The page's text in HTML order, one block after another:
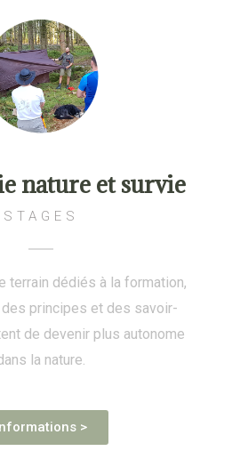
nature et survie
STAGES
terrain dédiés à la formation,
des principes et des savoir-
de devenir plus autonome
la nature.
>